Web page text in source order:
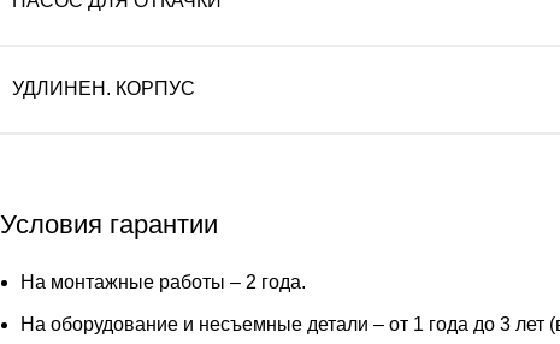
УДЛИНЕН. КОРПУС
Условия гарантии
На монтажные работы – 2 года.
На оборудование и несъемные детали – от 1 года до 3 лет